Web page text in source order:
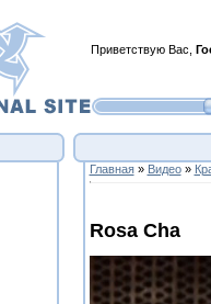
Приветствую Вас
Главная» Видео»
Rosa Cha